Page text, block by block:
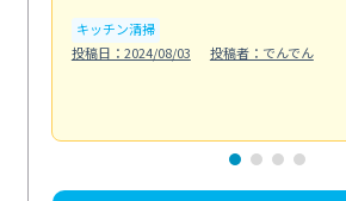
キッチン清掃
投稿日：2024/08/03
投稿者：でんでん